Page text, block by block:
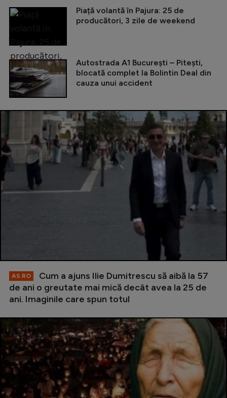
Piață volantă în Pajura: 25 de
producători, 3 zile de weekend
Autostrada A1 București – Pitești,
blocată complet la Bolintin Deal din
cauza unui accident
AS.RO
Cum a ajuns Ilie Dumitrescu să aibă la 57
de ani o greutate mai mică decât avea la 25 de
ani. Imaginile care spun totul